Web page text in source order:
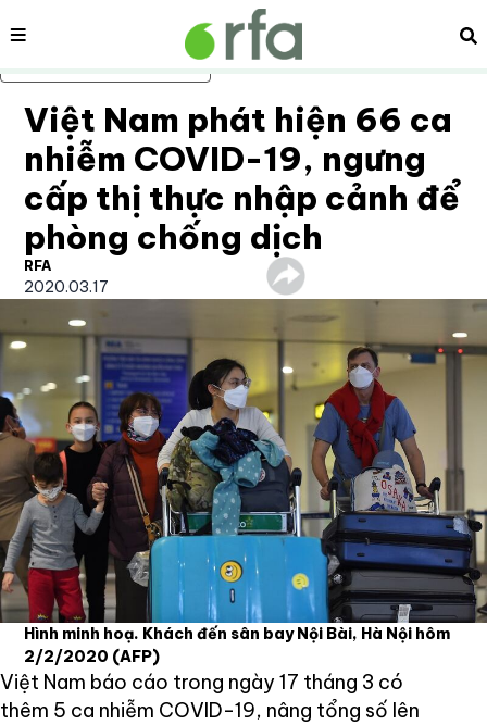
Bỏ qua nội dung chính
Nội dung
Việt Nam phát hiện 66 ca
nhiễm COVID-19, ngưng
cấp thị thực nhập cảnh để
phòng chống dịch
RFA
2020.03.17
Hình minh hoạ. Khách đến sân bay Nội Bài, Hà Nội hôm
2/2/2020 (AFP)
Việt Nam báo cáo trong ngày 17 tháng 3 có
thêm 5 ca nhiễm COVID-19, nâng tổng số lên